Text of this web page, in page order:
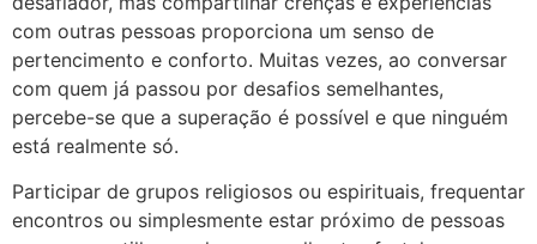
com outras pessoas proporciona um senso de
pertencimento e conforto. Muitas vezes, ao conversar
com quem já passou por desafios semelhantes,
percebe-se que a superação é possível e que ninguém
está realmente só.
Participar de grupos religiosos ou espirituais, frequentar
encontros ou simplesmente estar próximo de pessoas